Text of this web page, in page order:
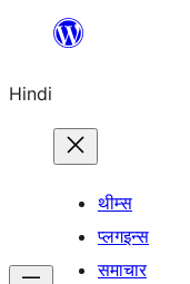
सामग्री
जाएं
Hindi
थीम्स
प्लगइन्स
समाचार